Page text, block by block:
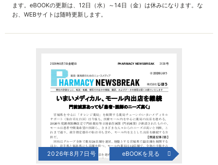
ます。eBOOKの更新は、12日（水）～14日（金）は休みになります。な
お、WEBサイトは随時更新します。
2026年8月7日号 eBOOKを見る